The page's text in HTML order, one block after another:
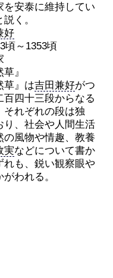
を安泰に維持してい
く。
好
頃～1353頃
草』
草』は吉田兼好がつ
百四十三段からなる
それぞれの段は独
り、社会や人間生活
の風物や情趣、教養
実などについて書か
れも、鋭い観察眼や
われる。